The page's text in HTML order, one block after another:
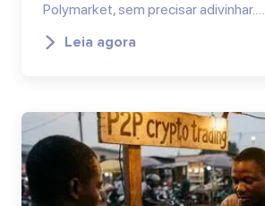
Polymarket, sem precisar adivinhar.…
Leia agora